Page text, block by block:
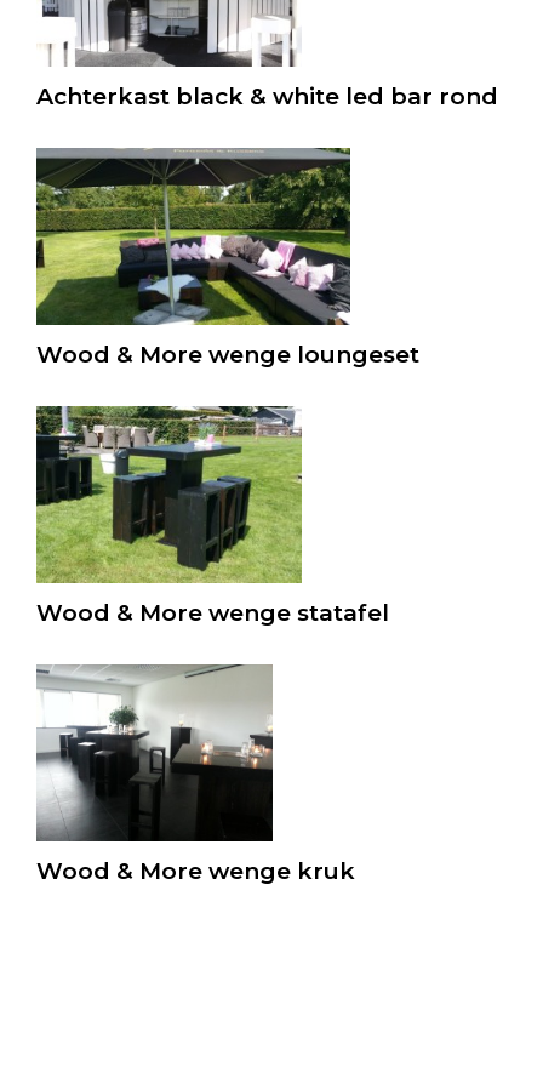
Achterkast black & white led bar rond
Wood & More wenge loungeset
Wood & More wenge statafel
Wood & More wenge kruk